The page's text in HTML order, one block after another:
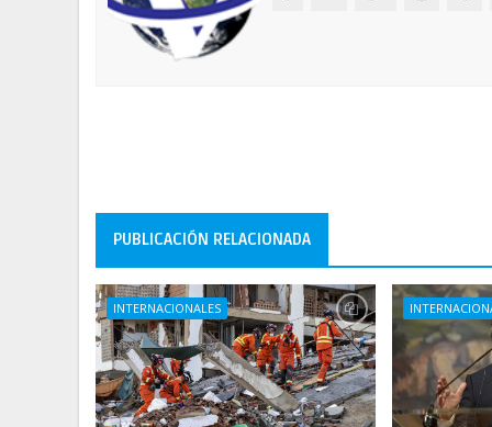
PUBLICACIÓN RELACIONADA
INTERNACIONALES